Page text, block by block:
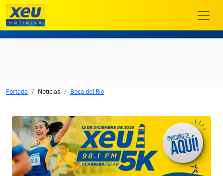
Portada Noticias Boca del Río